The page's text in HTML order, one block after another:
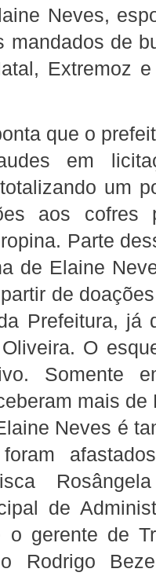
Neves,
mandados de
Extremoz
que o
em
um
aos cofres
Parte
de Elaine
de
Prefeitura, já
O
Somente
mais
Neves é
de
o gerente de
Rodrigo